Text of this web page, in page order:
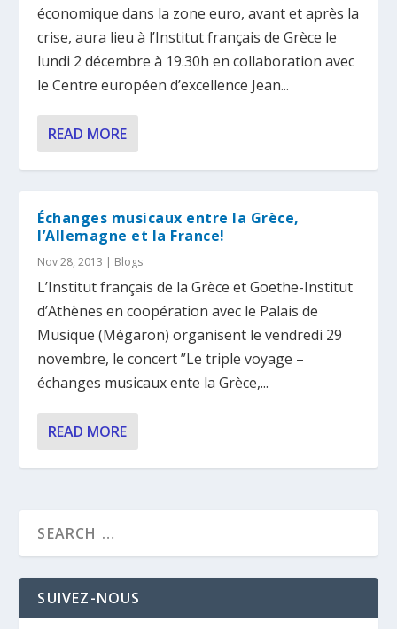
économique dans la zone euro, avant et après la
crise, aura lieu à l’Institut français de Grèce le
lundi 2 décembre à 19.30h en collaboration avec
le Centre européen d’excellence Jean...
READ MORE
Échanges musicaux entre la Grèce,
l’Allemagne et la France!
Nov 28, 2013 | Blogs
L’Institut français de la Grèce et Goethe-Institut
d’Athènes en coopération avec le Palais de
Musique (Mégaron) organisent le vendredi 29
novembre, le concert ”Le triple voyage –
échanges musicaux ente la Grèce,...
READ MORE
SUIVEZ-NOUS